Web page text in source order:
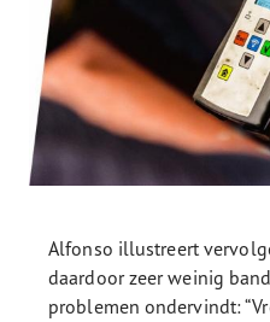
Alfonso illustreert
daardoor zeer weinig
problemen ondervindt: